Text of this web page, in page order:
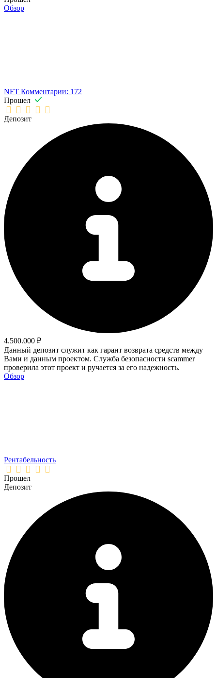
Обзор
NFT Комментарии: 172
Прошел
Депозит
4.500.000 ₽
Данный депозит служит как гарант возврата средств между
Вами и данным проектом. Служба безопасности scammer
проверила этот проект и ручается за его надежность.
Обзор
Рентабельность
Прошел
Депозит